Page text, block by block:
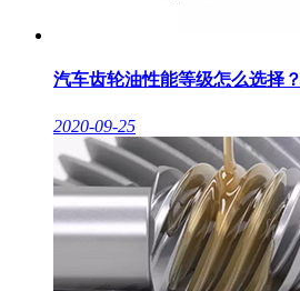
汽车齿轮油性能等级怎么选择？
2020-09-25